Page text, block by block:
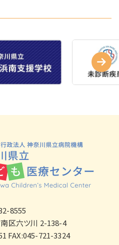
8555
区六ツ川 2-138-4
FAX:045-721-3324